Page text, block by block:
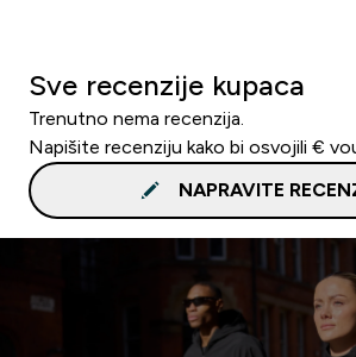
Sve recenzije kupaca
Trenutno nema recenzija.
Napišite recenziju kako bi osvojili €
NAPRAVITE